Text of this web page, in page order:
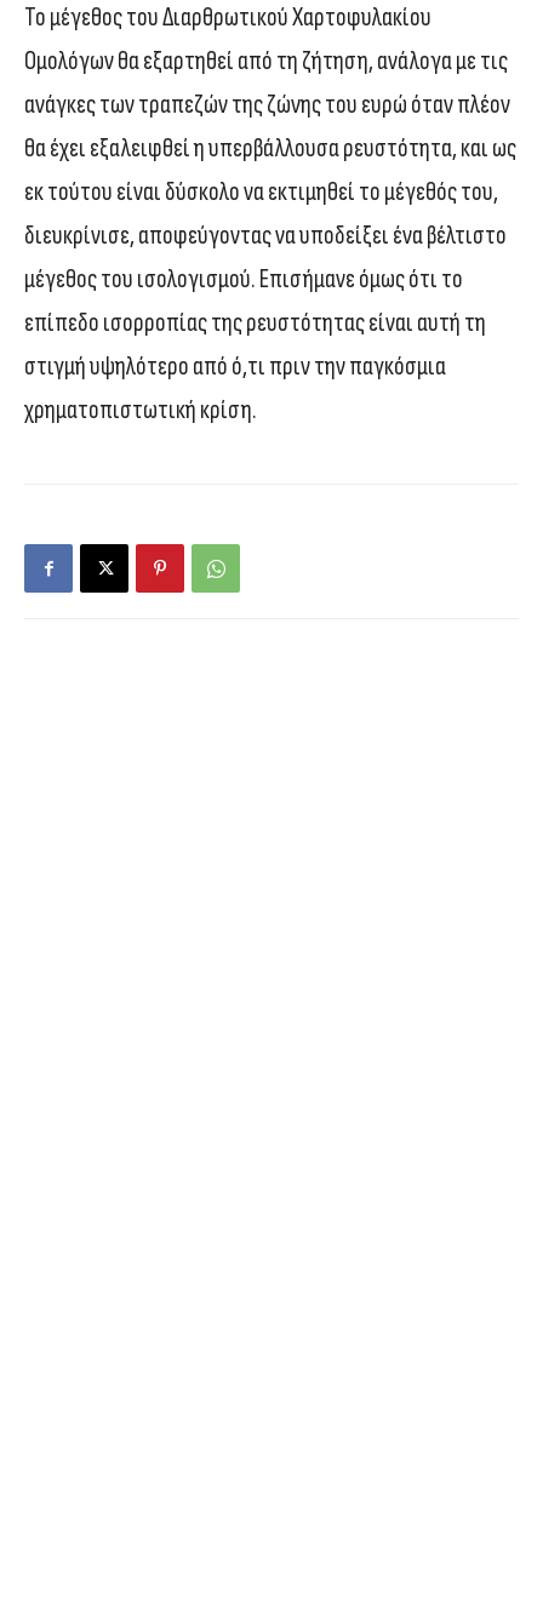
Το μέγεθος του Διαρθρωτικού Χαρτοφυλακίου
Ομολόγων θα εξαρτηθεί από τη ζήτηση, ανάλογα με τις
ανάγκες των τραπεζών της ζώνης του ευρώ όταν πλέον
θα έχει εξαλειφθεί η υπερβάλλουσα ρευστότητα, και ως
εκ τούτου είναι δύσκολο να εκτιμηθεί το μέγεθός του,
διευκρίνισε, αποφεύγοντας να υποδείξει ένα βέλτιστο
μέγεθος του ισολογισμού. Επισήμανε όμως ότι το
επίπεδο ισορροπίας της ρευστότητας είναι αυτή τη
στιγμή υψηλότερο από ό,τι πριν την παγκόσμια
χρηματοπιστωτική κρίση.